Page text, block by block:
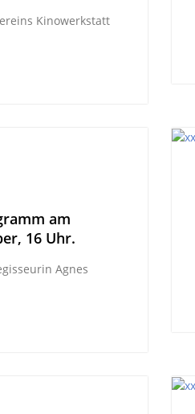
Kinowerkstatt
am
16 Uhr.
Agnes